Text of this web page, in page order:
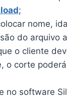
;
nome,
do arquivo
o cliente
o corte
no software